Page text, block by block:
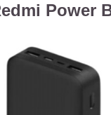
Power